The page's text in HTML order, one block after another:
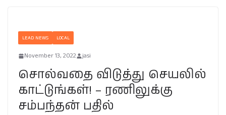
LEAD NEWS LOCAL
November 13, 2022 jasi
சொல்வதை விடுத்து செயலில்
காட்டுங்கள்! – ரணிலுக்கு
சம்பந்தன் பதில்